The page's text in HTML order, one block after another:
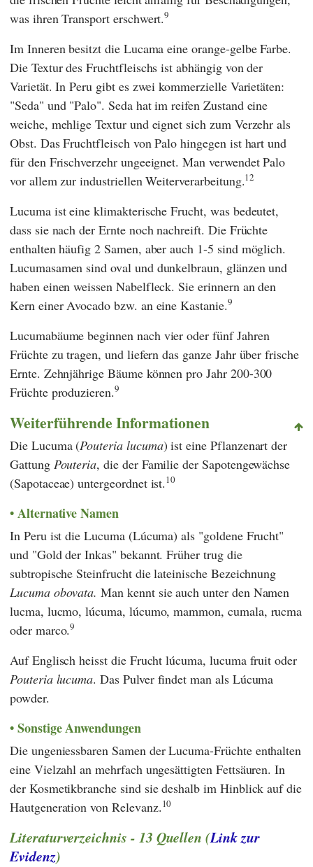
was ihren Transport erschwert.9
Im Inneren besitzt die Lucama eine orange-gelbe Farbe.
Die Textur des Fruchtfleischs ist abhängig von der
Varietät. In Peru gibt es zwei kommerzielle Varietäten:
"Seda" und "Palo". Seda hat im reifen Zustand eine
weiche, mehlige Textur und eignet sich zum Verzehr als
Obst. Das Fruchtfleisch von Palo hingegen ist hart und
für den Frischverzehr ungeeignet. Man verwendet Palo
vor allem zur industriellen Weiterverarbeitung.12
Lucuma ist eine klimakterische Frucht, was bedeutet,
dass sie nach der Ernte noch nachreift. Die Früchte
enthalten häufig 2 Samen, aber auch 1-5 sind möglich.
Lucumasamen sind oval und dunkelbraun, glänzen und
haben einen weissen Nabelfleck. Sie erinnern an den
Kern einer Avocado bzw. an eine Kastanie.9
Lucumabäume beginnen nach vier oder fünf Jahren
Früchte zu tragen, und liefern das ganze Jahr über frische
Ernte. Zehnjährige Bäume können pro Jahr 200-300
Früchte produzieren.9
Weiterführende Informationen
Die Lucuma (Pouteria lucuma) ist eine Pflanzenart der
Gattung Pouteria, die der Familie der Sapotengewächse
(Sapotaceae) untergeordnet ist.10
Alternative Namen
In Peru ist die Lucuma (Lúcuma) als "goldene Frucht"
und "Gold der Inkas" bekannt. Früher trug die
subtropische Steinfrucht die lateinische Bezeichnung
Lucuma obovata. Man kennt sie auch unter den Namen
lucma, lucmo, lúcuma, lúcumo, mammon, cumala, rucma
oder marco.9
Auf Englisch heisst die Frucht lúcuma, lucuma fruit oder
Pouteria lucuma. Das Pulver findet man als Lúcuma
powder.
Sonstige Anwendungen
Die ungeniessbaren Samen der Lucuma-Früchte enthalten
eine Vielzahl an mehrfach ungesättigten Fettsäuren. In
der Kosmetikbranche sind sie deshalb im Hinblick auf die
Hautgeneration von Relevanz.10
Literaturverzeichnis - 13 Quellen (Link zur
Evidenz)